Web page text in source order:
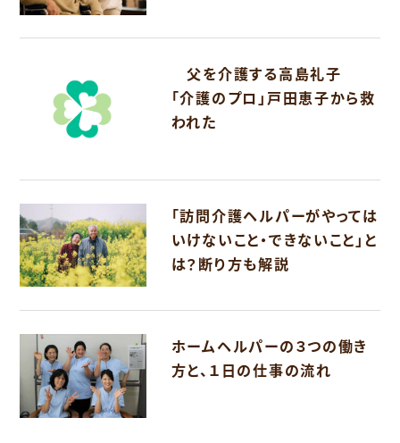
父を介護する高島礼子
「介護のプロ」戸田恵子から救
われた
「訪問介護ヘルパーがやっては
いけないこと・できないこと」と
は？断り方も解説
ホームヘルパーの３つの働き
方と、１日の仕事の流れ